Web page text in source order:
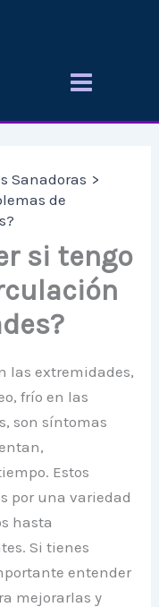
Sanadoras
de
si tengo
las extremidades,
frío en las
son síntomas
Estos
​​por una variedad
hasta
Si tienes
entender
mejorarlas y